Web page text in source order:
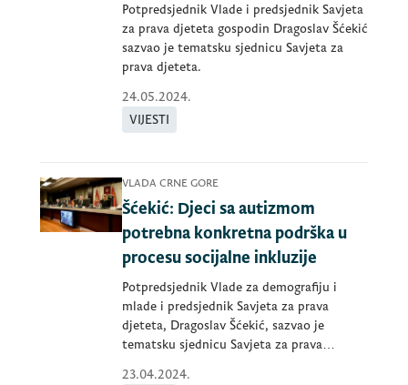
Potpredsjednik Vlade i predsjednik Savjeta
za prava djeteta gospodin Dragoslav Šćekić
sazvao je tematsku sjednicu Savjeta za
prava djeteta.
24.05.2024.
VIJESTI
VLADA CRNE GORE
Šćekić: Djeci sa autizmom
potrebna konkretna podrška u
procesu socijalne inkluzije
Potpredsjednik Vlade za demografiju i
mlade i predsjednik Savjeta za prava
djeteta, Dragoslav Šćekić, sazvao je
tematsku sjednicu Savjeta za prava
23.04.2024.